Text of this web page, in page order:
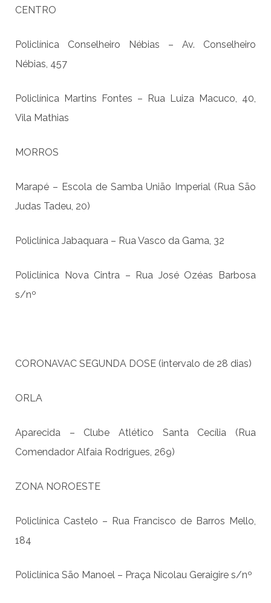
CENTRO
Policlínica Conselheiro Nébias – Av. Conselheiro
Nébias, 457
Policlínica Martins Fontes – Rua Luiza Macuco, 40,
Vila Mathias
MORROS
Marapé – Escola de Samba União Imperial (Rua São
Judas Tadeu, 20)
Policlínica Jabaquara – Rua Vasco da Gama, 32
Policlínica Nova Cintra – Rua José Ozéas Barbosa
s/nº
CORONAVAC SEGUNDA DOSE (intervalo de 28 dias)
ORLA
Aparecida – Clube Atlético Santa Cecília (Rua
Comendador Alfaia Rodrigues, 269)
ZONA NOROESTE
Policlínica Castelo – Rua Francisco de Barros Mello,
184
Policlínica São Manoel – Praça Nicolau Geraigire s/nº